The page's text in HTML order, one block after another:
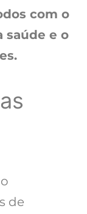
com o
saúde e o
de